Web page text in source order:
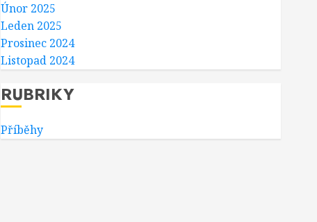
Únor 2025
Leden 2025
Prosinec 2024
Listopad 2024
RUBRIKY
Příběhy